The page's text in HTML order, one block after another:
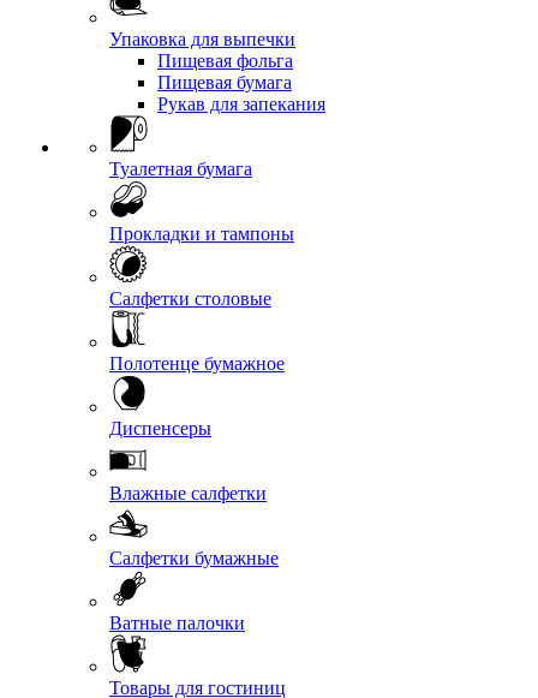
Упаковка для выпечки
Пищевая фольга
Пищевая бумага
Рукав для запекания
Туалетная бумага
Прокладки и тампоны
Салфетки столовые
Полотенце бумажное
Диспенсеры
Влажные салфетки
Салфетки бумажные
Ватные палочки
Товары для гостиниц